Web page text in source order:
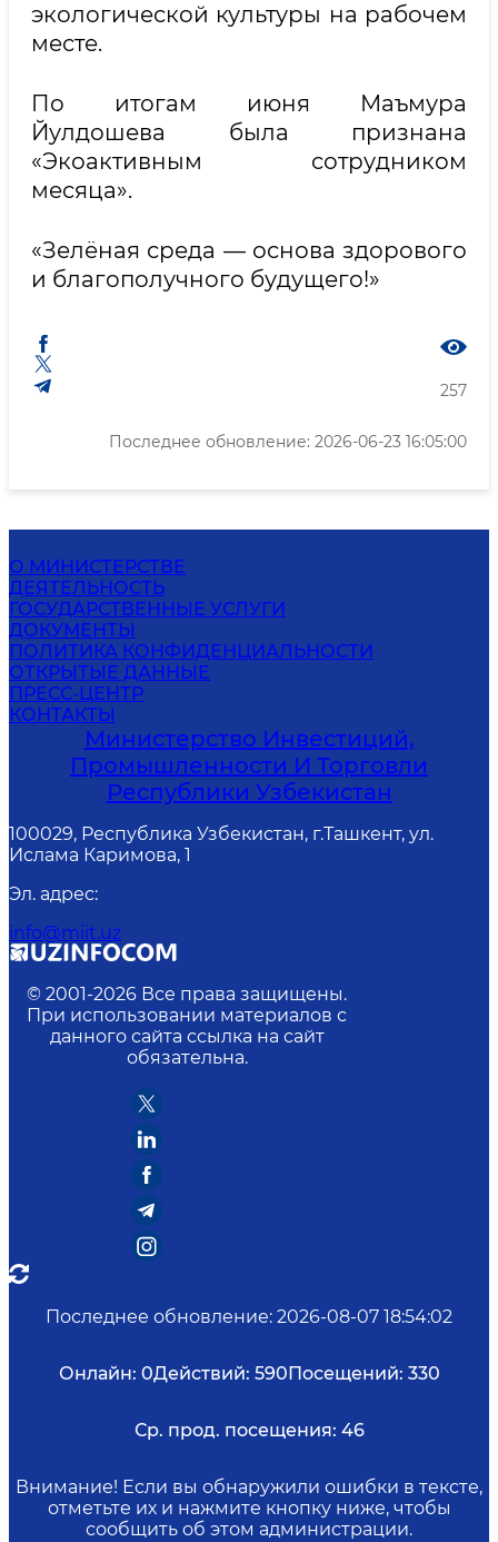
экологической культуры на рабочем
месте.
По итогам июня Маъмура
Йулдошева была признана
«Экоактивным сотрудником
месяца».
«Зелёная среда — основа здорового
и благополучного будущего!»
257
Последнее обновление: 2026-06-23 16:05:00
О МИНИСТЕРСТВЕ
ДЕЯТЕЛЬНОСТЬ
ГОСУДАРСТВЕННЫЕ УСЛУГИ
ДОКУМЕНТЫ
ПОЛИТИКА КОНФИДЕНЦИАЛЬНОСТИ
ОТКРЫТЫЕ ДАННЫЕ
ПРЕСС-ЦЕНТР
КОНТАКТЫ
Министерство Инвестиций,
Промышленности И Торговли
Республики Узбекистан
100029, Республика Узбекистан, г.Ташкент, ул.
Ислама Каримова, 1
Эл. адрес:
info@miit.uz
© 2001-2026 Все права защищены.
При использовании материалов с
данного сайта ссылка на сайт
обязательна.
Последнее обновление: 2026-08-07 18:54:02
Онлайн: 0Действий: 590Посещений: 330
Ср. прод. посещения: 46
Внимание! Если вы обнаружили ошибки в тексте,
отметьте их и нажмите кнопку ниже, чтобы
сообщить об этом администрации.